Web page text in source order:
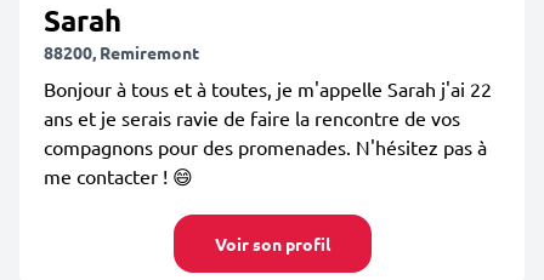
Sarah
88200, Remiremont
Bonjour à tous et à toutes, je m'appelle Sarah j'ai 22
ans et je serais ravie de faire la rencontre de vos
compagnons pour des promenades. N'hésitez pas à
me contacter ! 😄
Voir son profil